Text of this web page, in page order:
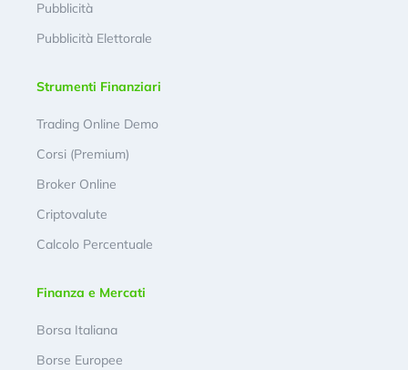
Pubblicità
Pubblicità Elettorale
Strumenti Finanziari
Trading Online Demo
Corsi (Premium)
Broker Online
Criptovalute
Calcolo Percentuale
Finanza e Mercati
Borsa Italiana
Borse Europee